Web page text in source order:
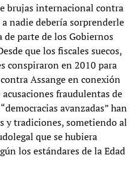
brujas internacional contra
a nadie debería sorprenderle
parte de los Gobiernos
que los fiscales suecos,
conspiraron en 2010 para
Assange en conexión
fraudulentas de
avanzadas” han
y tradiciones, sometiendo al
que se hubiera
los estándares de la Edad